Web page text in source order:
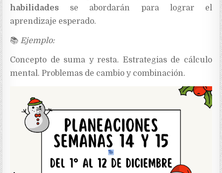
habilidades se abordarán para lograr el
aprendizaje esperado.
📚 Ejemplo:
Concepto de suma y resta. Estrategias de cálculo
mental. Problemas de cambio y combinación.